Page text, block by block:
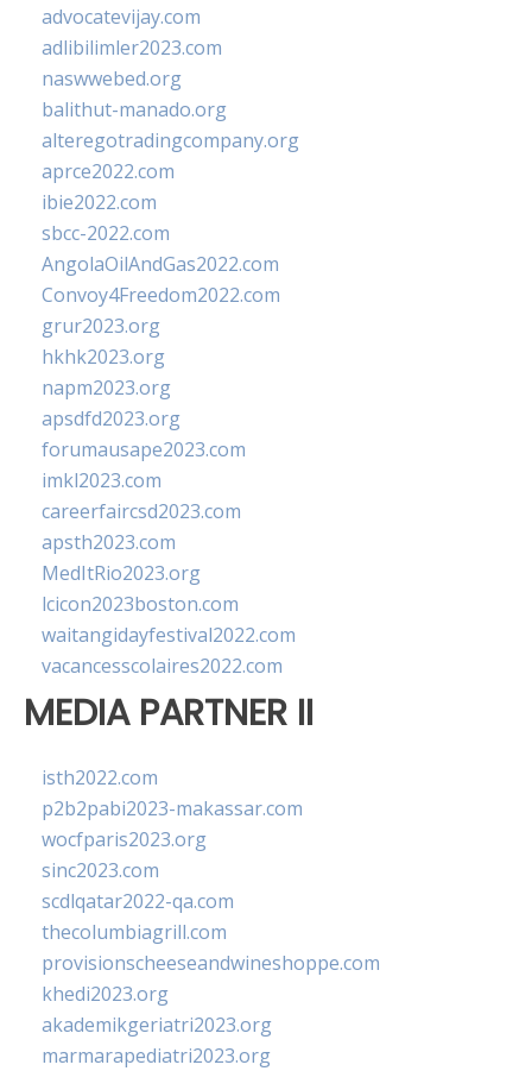
advocatevijay.com
adlibilimler2023.com
naswwebed.org
balithut-manado.org
alteregotradingcompany.org
aprce2022.com
ibie2022.com
sbcc-2022.com
AngolaOilAndGas2022.com
Convoy4Freedom2022.com
grur2023.org
hkhk2023.org
napm2023.org
apsdfd2023.org
forumausape2023.com
imkl2023.com
careerfaircsd2023.com
apsth2023.com
MedItRio2023.org
lcicon2023boston.com
waitangidayfestival2022.com
vacancesscolaires2022.com
MEDIA PARTNER II
isth2022.com
p2b2pabi2023-makassar.com
wocfparis2023.org
sinc2023.com
scdlqatar2022-qa.com
thecolumbiagrill.com
provisionscheeseandwineshoppe.com
khedi2023.org
akademikgeriatri2023.org
marmarapediatri2023.org